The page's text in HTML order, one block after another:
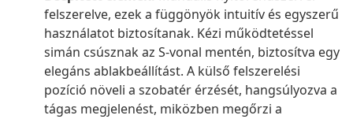
felszerelve, ezek a függönyök intuitív és egyszerű
használatot biztosítanak. Kézi működtetéssel
simán csúsznak az S-vonal mentén, biztosítva egy
elegáns ablakbeállítást. A külső felszerelési
pozíció növeli a szobatér érzését, hangsúlyozva a
tágas megjelenést, miközben megőrzi a